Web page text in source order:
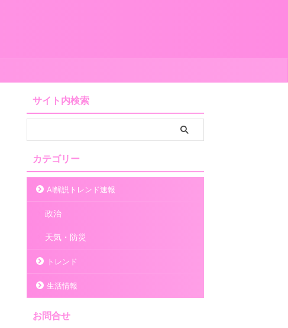
サイト内検索
カテゴリー
AI解説トレンド速報
政治
天気・防災
トレンド
生活情報
お問合せ